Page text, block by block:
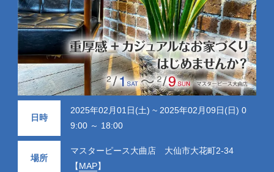
日時
2025年02月01日(土) ~ 2025年02月09日(日) 0
9:00 ～ 18:00
場所
マスターピース大曲店 大仙市大花町2-34
【MAP】